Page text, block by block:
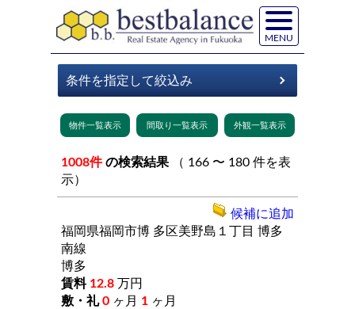
MENU
1008件 の検索結果
示）
福岡県福岡市博 多区美野島１丁目 博多
南線
博多
12.8 万円
0 ヶ月 1 ヶ月
候補に追加